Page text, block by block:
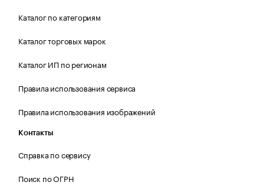
Каталог по категориям
Каталог торговых марок
Каталог ИП по регионам
Правила использования сервиса
Правила использования изображений
Контакты
Справка по сервису
Поиск по ОГРН